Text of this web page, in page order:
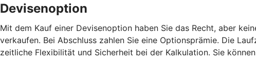
Devisenoption
Mit dem Kauf einer Devisenoption haben Sie das Recht, aber
verkaufen. Bei Abschluss zahlen Sie eine Optionsprämie. Die
zeitliche Flexibilität und Sicherheit bei der Kalkulation. Sie